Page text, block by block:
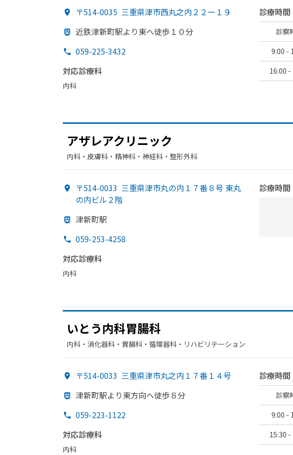
〒514-0035 三重県津市西丸之内２２ー１９
近鉄津新町駅より東へ徒歩１０分
059-225-3432
対応診療科
内科
診療時間
診察
9:00 -
16:00 -
アザレアクリニック
内科・​皮膚科・​精神科・神経科・​整形外科
〒514-0033 三重県津市丸の内１７番８号 東丸
の内ビル２階
津新町駅
059-253-4258
対応診療科
内科
診療時間
いとう内科胃腸科
内科・​消化器科・​胃腸科・​循環器科・​リハビリテーション
〒514-0033 三重県津市丸之内１７番１４号
津新町駅より東方向へ徒歩８分
059-223-1122
対応診療科
内科
診療時間
診察
9:00 -
15:30 -